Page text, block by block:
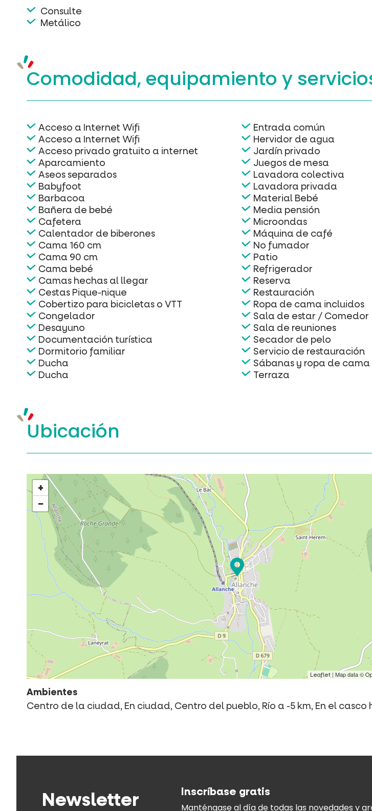
Consulte
Metálico
Comodidad, equipamientoy
Acceso a Internet Wifi
Acceso a Internet Wifi
Acceso privado gratuito a internet
Aparcamiento
Aseos separados
Babyfoot
Barbacoa
Bañera de bebé
Cafetera
Calentador de biberones
Cama 160 cm
Cama 90 cm
Cama bebé
Camas hechas al llegar
Cestas Pique-nique
Cobertizo para bicicletas o VTT
Congelador
Desayuno
Documentación turística
Dormitorio familiar
Ducha
Ducha
Entrada común
Hervidor de agua
Jardín privado
Juegos de mesa
Lavadora colectiva
Lavadora privada
Material Bebé
Media pensión
Microondas
Máquina de café
No fumador
Patio
Refrigerador
Reserva
Restauración
Ropa de cama incluidos
Sala de estar / Comedor
Sala de reuniones
Secador de pelo
Servicio de restauración
Sábanas y ropa de
Terraza
Ubicación
+
−
Leaflet| Map data ©
Ambientes
Centro de la ciudad, En ciudad, Centro del pueblo, Río a -5 km, En el casco
Newsletter Inscríbase gratis
Manténgase al díade todas las novedades y